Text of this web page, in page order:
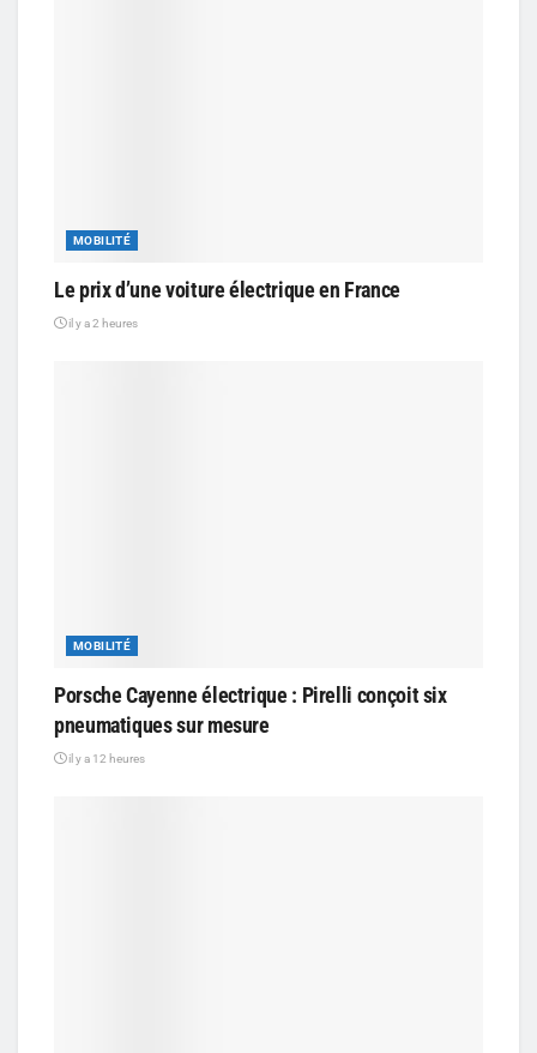
MOBILITÉ
Le prix d’une voiture électrique en France
il y a 2 heures
MOBILITÉ
Porsche Cayenne électrique : Pirelli conçoit six
pneumatiques sur mesure
il y a 12 heures